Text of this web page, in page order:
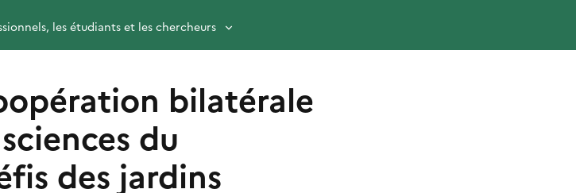
les étudiants et les chercheurs
bilatérale
du
des jardins